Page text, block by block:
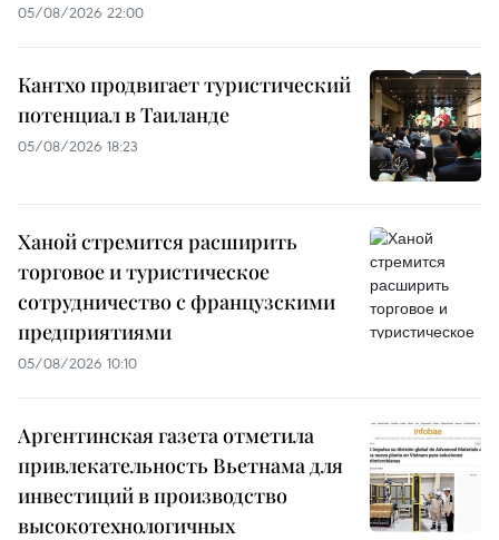
05/08/2026 22:00
Кантхо продвигает туристический
потенциал в Таиланде
05/08/2026 18:23
Ханой стремится расширить
торговое и туристическое
сотрудничество с французскими
предприятиями
05/08/2026 10:10
Аргентинская газета отметила
привлекательность Вьетнама для
инвестиций в производство
высокотехнологичных